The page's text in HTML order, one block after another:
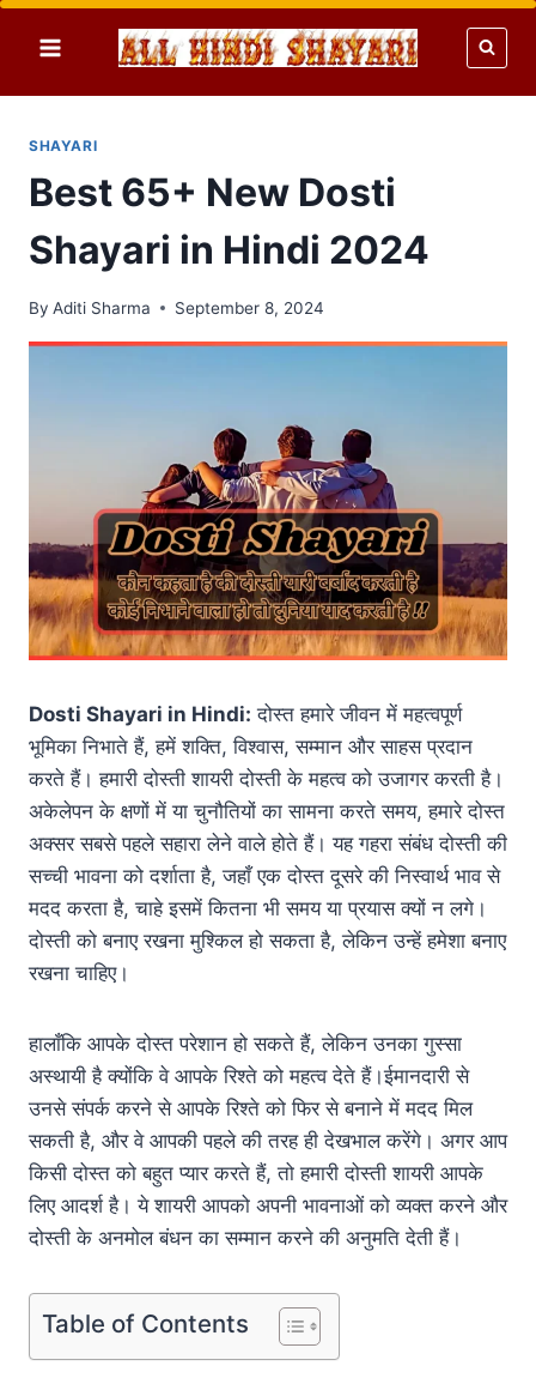
Skip
SHAYARI
Best 65+ New Dosti
Shayari in Hindi 2024
By Aditi Sharma September 8, 2024
Dosti Shayari in Hindi: दोस्त हमारे जीवन में महत्वपूर्ण
भूमिका निभाते हैं, हमें शक्ति, विश्वास, सम्मान और साहस प्रदान
करते हैं। हमारी दोस्ती शायरी दोस्ती के महत्व को उजागर करती है।
अकेलेपन के क्षणों में या चुनौतियों का सामना करते समय, हमारे दोस्त
अक्सर सबसे पहले सहारा लेने वाले होते हैं। यह गहरा संबंध दोस्ती की
सच्ची भावना को दर्शाता है, जहाँ एक दोस्त दूसरे की निस्वार्थ भाव से
मदद करता है, चाहे इसमें कितना भी समय या प्रयास क्यों न लगे।
दोस्ती को बनाए रखना मुश्किल हो सकता है, लेकिन उन्हें हमेशा बनाए
रखना चाहिए।
हालाँकि आपके दोस्त परेशान हो सकते हैं, लेकिन उनका गुस्सा
अस्थायी है क्योंकि वे आपके रिश्ते को महत्व देते हैं।ईमानदारी से
उनसे संपर्क करने से आपके रिश्ते को फिर से बनाने में मदद मिल
सकती है, और वे आपकी पहले की तरह ही देखभाल करेंगे। अगर आप
किसी दोस्त को बहुत प्यार करते हैं, तो हमारी दोस्ती शायरी आपके
लिए आदर्श है। ये शायरी आपको अपनी भावनाओं को व्यक्त करने और
दोस्ती के अनमोल बंधन का सम्मान करने की अनुमति देती हैं।
Table of Contents